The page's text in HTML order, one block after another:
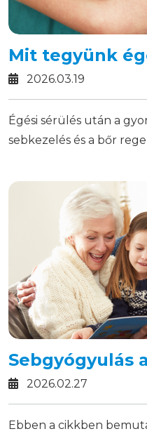
Mit tegyünk
2026.03.19
Égési sérülés után a
sebkezelés és a bőr
Sebgyógyulás
2026.02.27
Ebben a cikkben